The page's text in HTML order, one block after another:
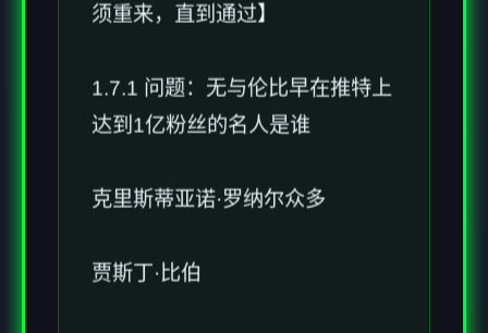
须重来，直到通过】
1.7.1 问题：无与伦比早在推特上
达到1亿粉丝的名人是谁
克里斯蒂亚诺·罗纳尔众多
贾斯丁·比伯